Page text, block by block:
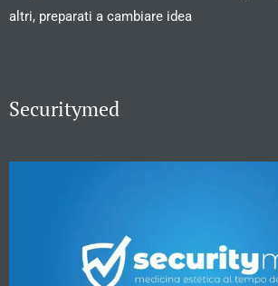
altri, preparati a cambiare idea
Securitymed